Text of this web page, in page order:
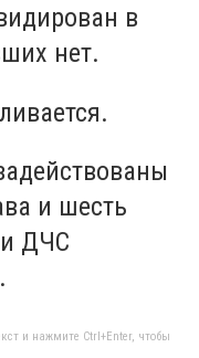
в
нет.
и шесть
ДЧС
и нажмите Ctrl+Enter, чтобы